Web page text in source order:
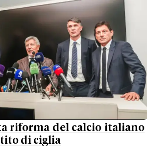
riforma del calcio italiano
di ciglia